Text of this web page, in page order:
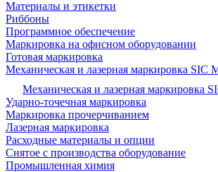
Материалы и этикетки
Риббоны
Программное обеспечение
Маркировка на офисном оборудовании
Готовая маркировка
Механическая и лазерная маркировка SIC
Механическая и лазерная маркировка
Ударно-точечная маркировка
Маркировка прочерчиванием
Лазерная маркировка
Расходные материалы и опции
Снятое с производства оборудование
Промышленная химия